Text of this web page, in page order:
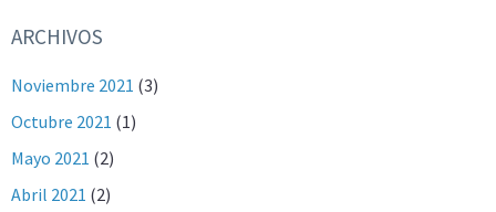
ARCHIVOS
Noviembre 2021 (3)
Octubre 2021 (1)
Mayo 2021 (2)
Abril 2021 (2)